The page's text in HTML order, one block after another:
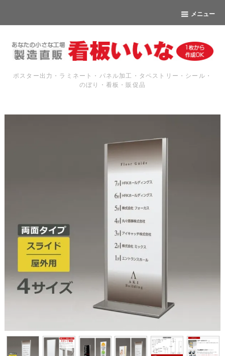
メニュー
ポスター出力・ラミネート・パネル加工・タペストリー・シール・
のぼり・看板・販促品